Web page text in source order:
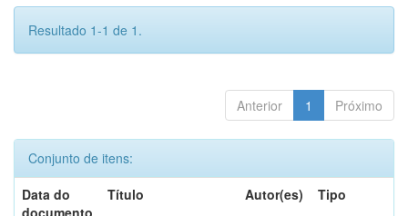
Resultado 1-1 de 1.
Anterior 1 Próximo
Conjunto de itens:
Data do
documento
Título Autor(es) Tipo